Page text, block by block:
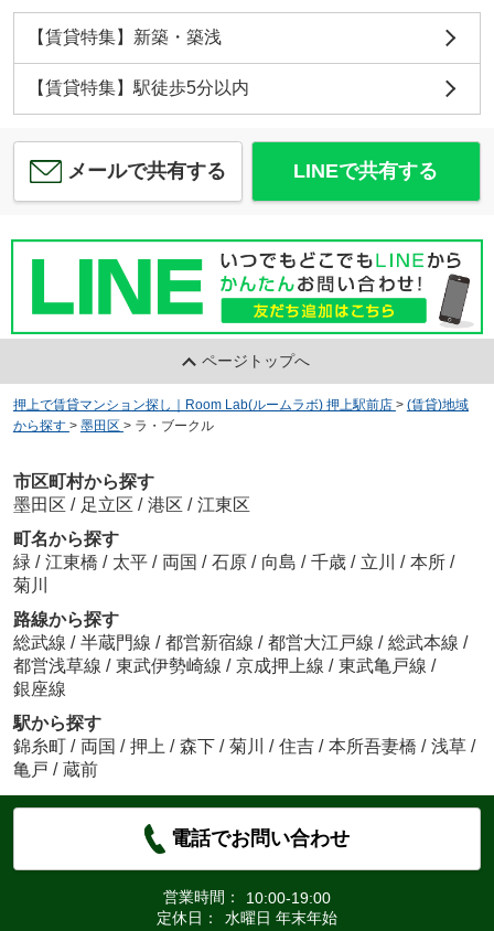
【賃貸特集】新築・築浅
【賃貸特集】駅徒歩5分以内
メールで共有する LINEで共有する
ページトップへ
押上で賃貸マンション探し｜Room Lab(ルームラボ) 押上駅前店 > (賃貸)地域
から探す > 墨田区 > ラ・ブークル
市区町村から探す
墨田区 / 足立区 / 港区 / 江東区
町名から探す
緑 / 江東橋 / 太平 / 両国 / 石原 / 向島 / 千歳 / 立川 / 本所 /
菊川
路線から探す
総武線 / 半蔵門線 / 都営新宿線 / 都営大江戸線 / 総武本線 /
都営浅草線 / 東武伊勢崎線 / 京成押上線 / 東武亀戸線 /
銀座線
駅から探す
錦糸町 / 両国 / 押上 / 森下 / 菊川 / 住吉 / 本所吾妻橋 / 浅草 /
亀戸 / 蔵前
電話でお問い合わせ
営業時間：
10:00-19:00
定休日：
水曜日 年末年始